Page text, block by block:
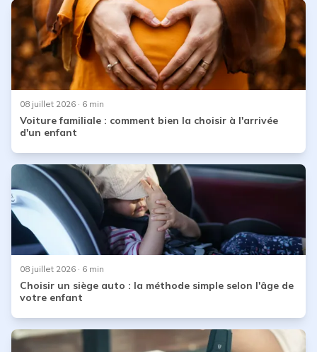
08 juillet 2026 · 6 min
Voiture familiale : comment bien la choisir à l'arrivée
d'un enfant
08 juillet 2026 · 6 min
Choisir un siège auto : la méthode simple selon l'âge de
votre enfant